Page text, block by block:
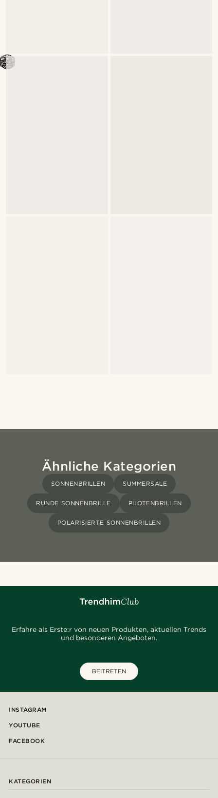
Ähnliche Kategorien
SONNENBRILLEN SUMMERSALE
RUNDE SONNENBRILLE PILOTENBRILLEN
POLARISIERTE SONNENBRILLEN
Erfahre als Erste:r von neuen Produkten, aktuellen Trends
und besonderen Angeboten.
BEITRETEN
INSTAGRAM
YOUTUBE
FACEBOOK
KATEGORIEN